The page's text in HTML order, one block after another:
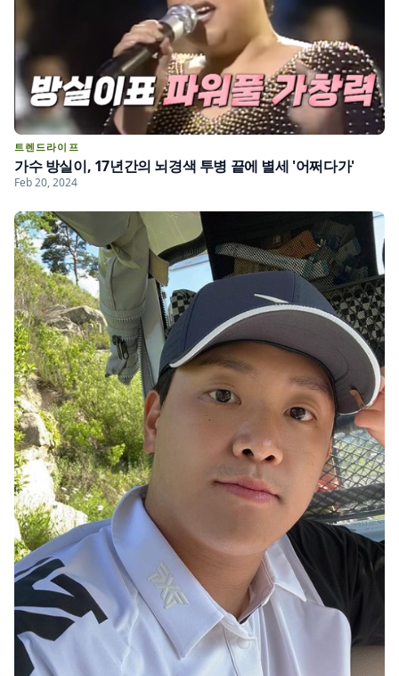
트렌드라이프
가수 방실이, 17년간의 뇌경색 투병 끝에 별세 '어쩌다가'
Feb 20, 2024